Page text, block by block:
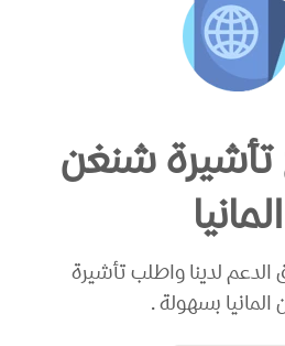
تأشيرة شنغن
المانيا
لدينا واطلب تأشيرة
بسهولة .